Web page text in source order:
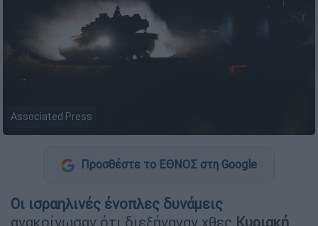
Associated Press
Προσθέστε το ΕΘΝΟΣ στη Google
Οι ισραηλινές ένοπλες δυνάμεις
ανακοίνωσαν ότι διεξήγαγαν χθες Κυριακή